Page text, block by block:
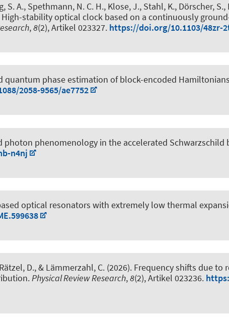
S. A., Spethmann, N. C. H., Klose, J., Stahl, K., Dörscher,
High-stability optical clock based on a continuously
,8(2), Artikel 023327. https://doi.org/10.1103/48zr-
quantum phase estimation of block-encoded Hamiltonians
2058-9565/ae7752
photon phenomenology in the accelerated Schwarzschild
n4nj
optical resonators with extremely low thermal
D., & Lämmerzahl, C. (2026). Frequency shifts due to
.Physical Review Research,8(2), Artikel 023236.